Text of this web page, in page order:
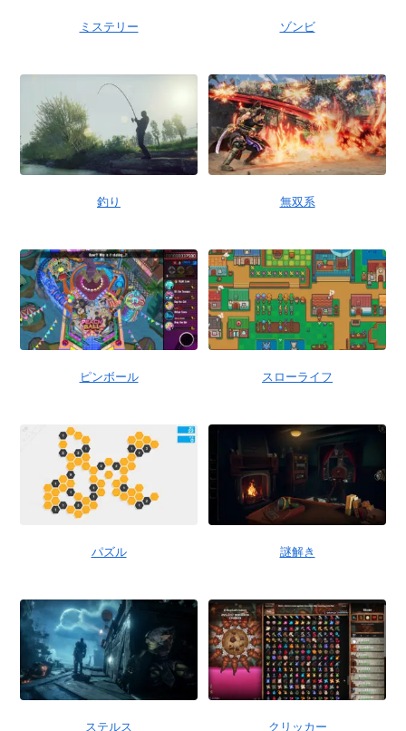
ミステリー ゾンビ
釣り 無双系
ピンボール スローライフ
パズル 謎解き
ステルス クリッカー